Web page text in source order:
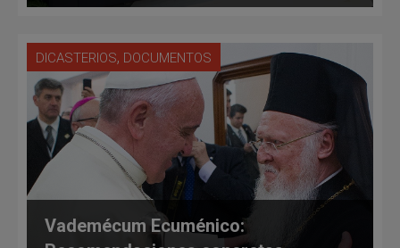
DICASTERIOS, DOCUMENTOS
Vademécum Ecuménico: